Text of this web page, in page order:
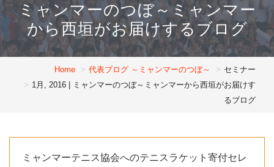
ミャンマーのつぼ～ミャンマー
から西垣がお届けするブログ
Home 代表ブログ ～ミャンマーのつぼ～
セミナー
1月, 2016 | ミャンマーのつぼ～ミャンマーから西垣がお届けす
るブログ
ミャンマーテニス協会へのテニスラケット寄付セレ